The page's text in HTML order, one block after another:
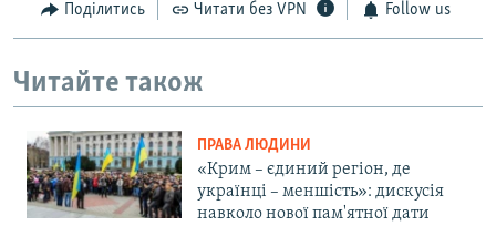
Поділитись Читати без VPN Follow us
Читайте також
ПРАВА ЛЮДИНИ
«Крим – єдиний регіон, де
українці – меншість»: дискусія
навколо нової пам'ятної дати